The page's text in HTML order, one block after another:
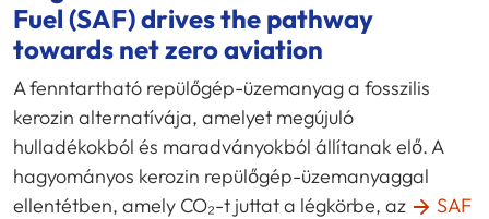
Fuel (SAF) drives the pathway
towards net zero aviation
A fenntartható repülőgép-üzemanyag a fosszilis
kerozin alternatívája, amelyet megújuló
hulladékokból és maradványokból állítanak elő. A
hagyományos kerozin repülőgép-üzemanyaggal
ellentétben, amely CO₂-t juttat a légkörbe, az
SAF